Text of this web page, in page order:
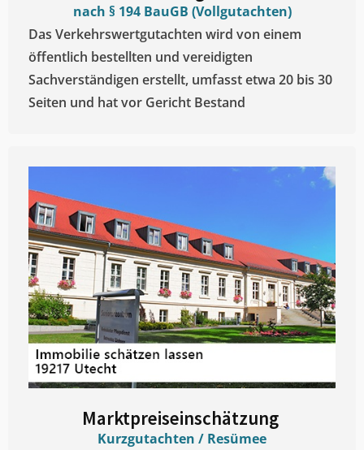
nach § 194 BauGB (Vollgutachten)
Das Verkehrswertgutachten wird von einem
öffentlich bestellten und vereidigten
Sachverständigen erstellt, umfasst etwa 20 bis 30
Seiten und hat vor Gericht Bestand
Marktpreiseinschätzung ​
Kurzgutachten / Resümee